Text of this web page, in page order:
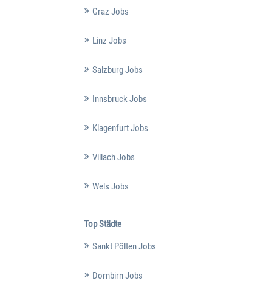
Graz Jobs
Linz Jobs
Salzburg Jobs
Innsbruck Jobs
Klagenfurt Jobs
Villach Jobs
Wels Jobs
Top Städte
Sankt Pölten Jobs
Dornbirn Jobs